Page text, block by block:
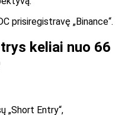
prisiregistravę „Binance“.
keliai nuo 66
„Short Entry“,